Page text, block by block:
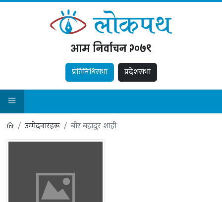
आम निर्वाचन २०७९
प्रतिनिधिसभा प्रदेशसभा
उम्मेदवारहरू बीर बहादुर शाही